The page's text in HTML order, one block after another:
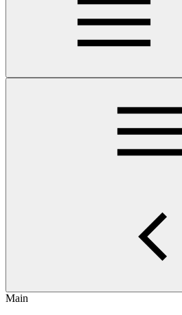
Main